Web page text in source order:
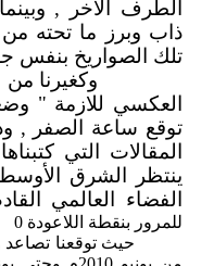
الطرف الآخر ,
ذاب وبرز ما تحته
تلك الصواريخ بنفس
وكغيرنا
العكسي للازمة "
توقع ساعة الصفر ,
المقالات التي
ينتظر الشرق
الفضاء العالمي
للمرور بنقطة اللاعودة 0
حيث توقعنا تصاعد